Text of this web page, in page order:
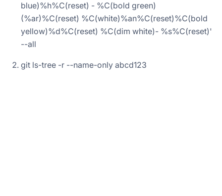
blue)%h%C(reset) - %C(bold green)
(%ar)%C(reset) %C(white)%an%C(reset)%C(bold
yellow)%d%C(reset) %C(dim white)- %s%C(reset)'
--all
git ls-tree -r --name-only abcd123